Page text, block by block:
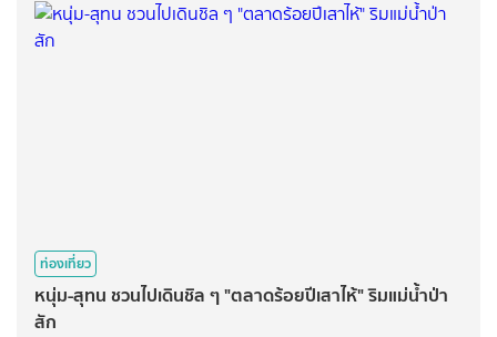
ท่องเที่ยว
หนุ่ม-สุทน ชวนไปเดินชิล ๆ "ตลาดร้อยปีเสาไห้" ริมแม่น้ำป่า
สัก